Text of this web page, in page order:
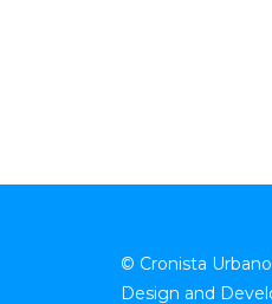
© Cronista
Design and